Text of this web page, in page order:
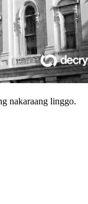
nakaraang linggo.